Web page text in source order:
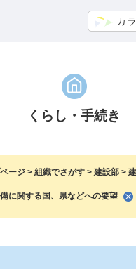
カ
くらし ・手続き
ページ > 組織でさがす > 建設部 >
に関する国、県などへの要望